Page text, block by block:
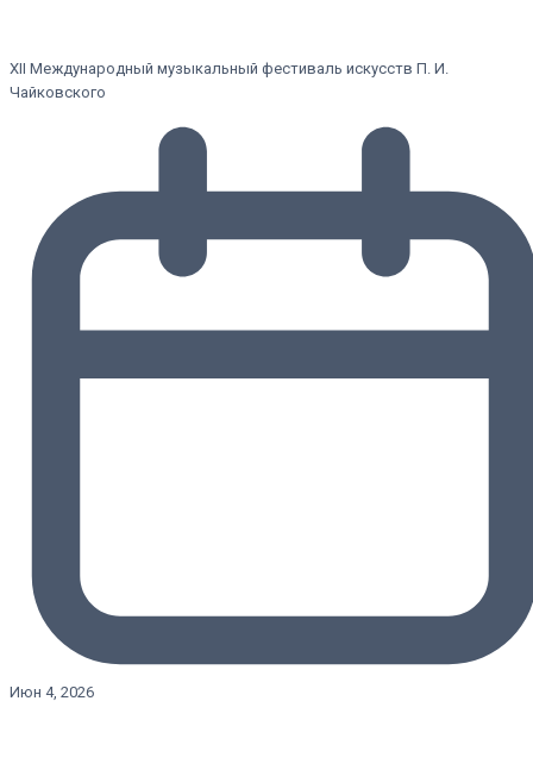
XII Международный музыкальный фестиваль искусств П. И.
Чайковского
Июн 4, 2026